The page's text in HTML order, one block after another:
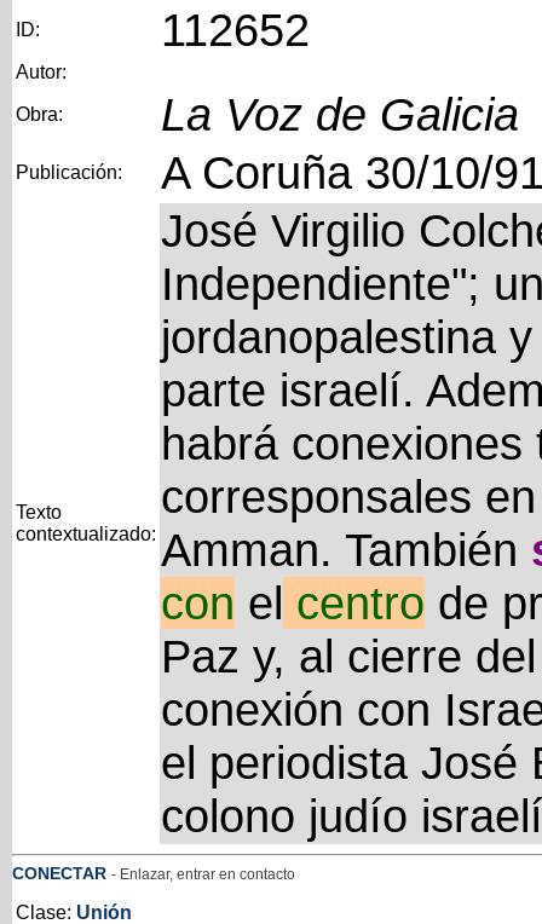
ID: 112652
Autor:
Obra: La Voz de Galicia
Publicación: A Coruña 30/10/
Texto
contextualizado:
José Virgilio
Independiente";
jordanopalestina
parte israelí.
habrá
corresponsales
Amman. También
con el centro de
Paz y, al cierre
conexión con
el periodista José
colono judío
CONECTAR - Enlazar, entrar en contacto
Clase: Unión